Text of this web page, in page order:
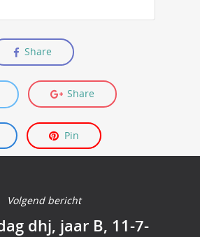
Share
Share
Pin
Volgend bericht
dhj, jaar B, 11-7-